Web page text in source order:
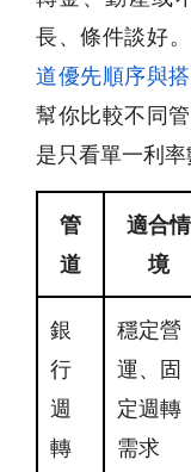
長、條件談好
道優先順序與
幫你比較不同
是只看單一利率
管
道
適合情
境
銀
行
週
轉
穩定營
運、固
定週轉
需求